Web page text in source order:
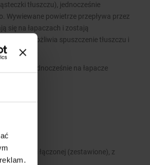
tłuszczu), jednocześnie
Wywiewane powietrze przepływa przez
się na łapaczach i zostają
umożliwia spuszczenie tłuszczu i
jest jednocześnie na łapacze
w wersji łączonej (zestawione), z